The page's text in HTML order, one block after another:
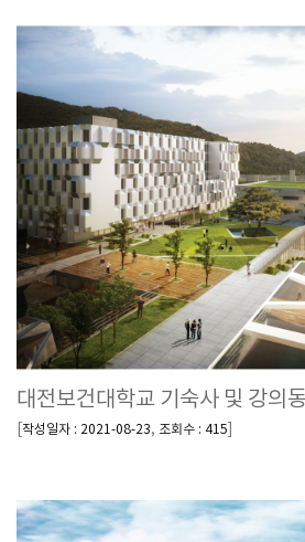
대전보건대학교 기숙사 및 강의
[작성일자 : 2021-08-23, 조회수 : 415]